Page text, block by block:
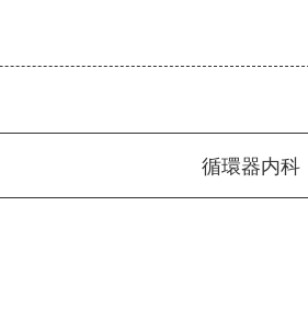
循環器内科